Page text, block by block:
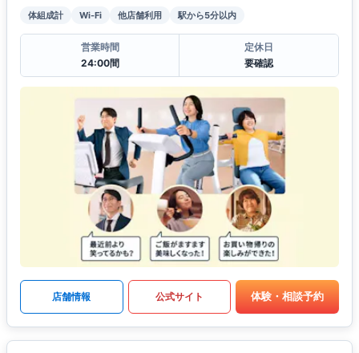
体組成計 Wi-Fi 他店舗利用 駅から5分以内
営業時間
24:00間
定休日
要確認
店舗情報 公式サイト 体験・相談予約